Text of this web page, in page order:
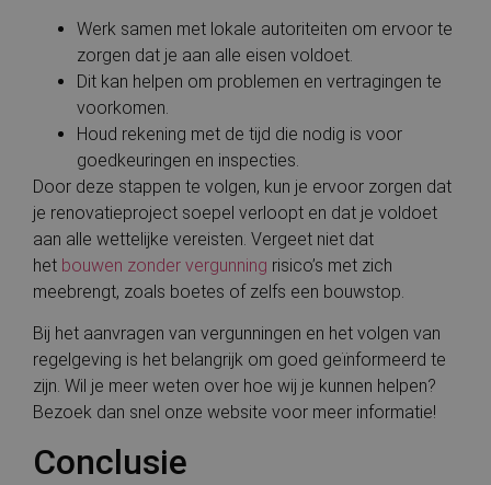
Werk samen met lokale autoriteiten om ervoor te
zorgen dat je aan alle eisen voldoet.
Dit kan helpen om problemen en vertragingen te
voorkomen.
Houd rekening met de tijd die nodig is voor
goedkeuringen en inspecties.
Door deze stappen te volgen, kun je ervoor zorgen dat
je renovatieproject soepel verloopt en dat je voldoet
aan alle wettelijke vereisten. Vergeet niet dat
het bouwen zonder vergunning risico’s met zich
meebrengt, zoals boetes of zelfs een bouwstop.
Bij het aanvragen van vergunningen en het volgen van
regelgeving is het belangrijk om goed geïnformeerd te
zijn. Wil je meer weten over hoe wij je kunnen helpen?
Bezoek dan snel onze website voor meer informatie!
Conclusie